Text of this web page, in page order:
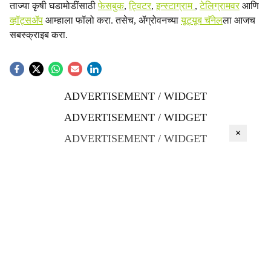
ताज्या कृषी घडामोडींसाठीफेसबुक,ट्विटर,इन्स्टाग्राम ,टेलिग्रामवरआणि
व्हॉट्सॲप आम्हाला फॉलो करा. तसेच, ॲग्रोवनच्यायूट्यूब चॅनेलला आजच
सबस्क्राइब करा.
ADVERTISEMENT / WIDGET
ADVERTISEMENT / WIDGET
ADVERTISEMENT / WIDGET
×